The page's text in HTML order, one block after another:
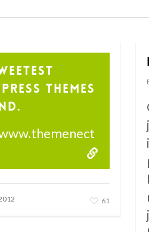
Themes
61